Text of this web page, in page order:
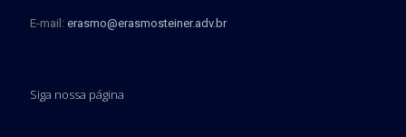
E-mail: erasmo@erasmosteiner.adv.br
Siga nossa página